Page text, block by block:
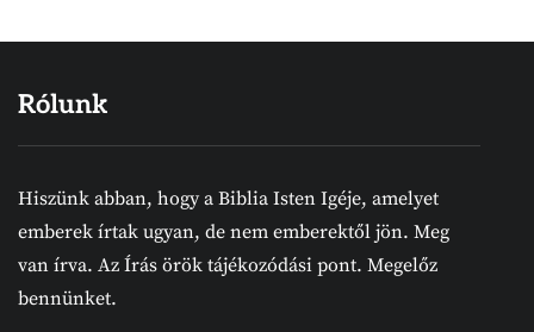
Rólunk
Hiszünk abban, hogy a Biblia Isten Igéje, amelyet
emberek írtak ugyan, de nem emberektől jön. Meg
van írva. Az Írás örök tájékozódási pont. Megelőz
bennünket.